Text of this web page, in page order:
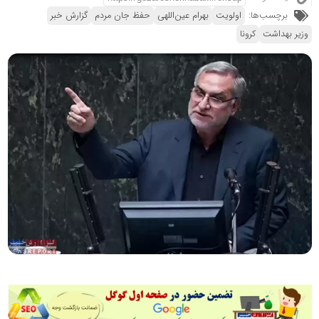
برچسب‌ها: اولویت بهرام عین‌اللهی حفظ جان مردم گزارش خبر
وزیر بهداشت کرونا